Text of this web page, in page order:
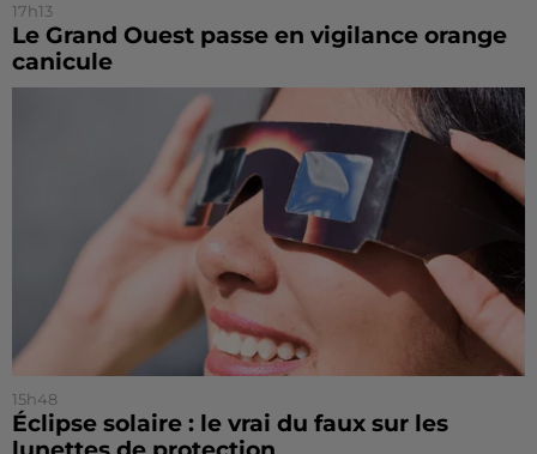
17h13
Le Grand Ouest passe en vigilance orange
canicule
15h48
Éclipse solaire : le vrai du faux sur les